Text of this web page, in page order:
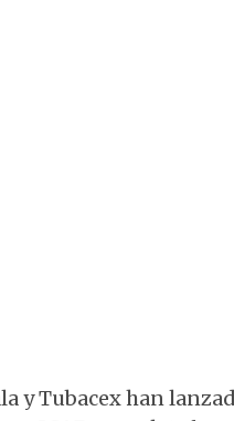
y Tubacex han